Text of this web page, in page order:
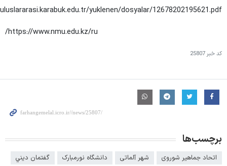
yuklenen/dosyalar/12678202195621.pdf
https://www.nmu.edu.kz/ru/
کد خبر25807
برچسب‌ها
اتحاد جماهیر شوروی شهر آلماتی دانشگاه نورمبارک
گفتمان ديني